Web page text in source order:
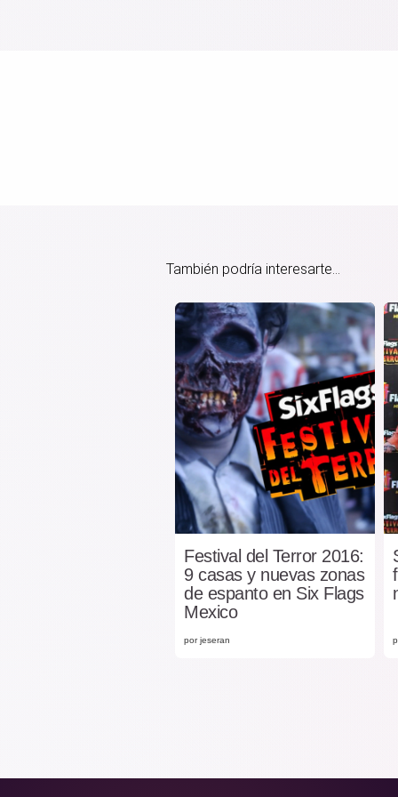
También podría interesarte...
Festival del Terror 2016:
9 casas y nuevas zonas
de espanto en Six Flags
Mexico
por jeseran